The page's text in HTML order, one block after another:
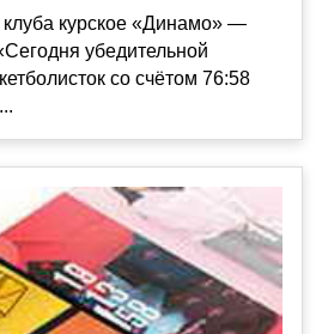
курское «Динамо» —
убедительной
со счётом 76:58